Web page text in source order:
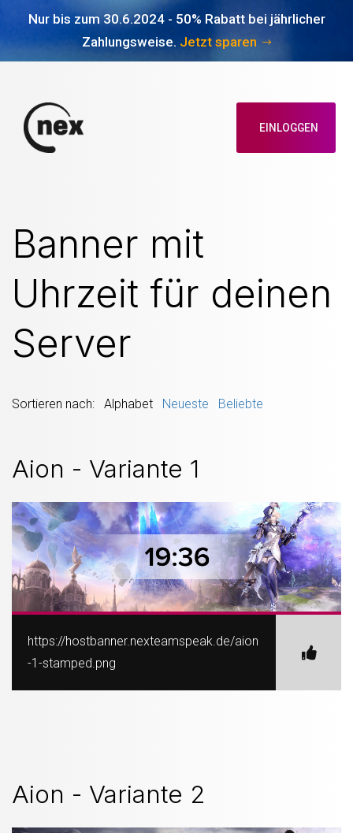
Nur bis zum 30.6.2024 - 50% Rabatt bei jährlicher
Zahlungsweise. Jetzt sparen
EINLOGGEN
Banner mit
Uhrzeit für deinen
Server
Sortieren nach: Alphabet Neueste Beliebte
Aion - Variante 1
https://hostbanner.nexteamspeak.de/aion
-1-stamped.png
Aion - Variante 2